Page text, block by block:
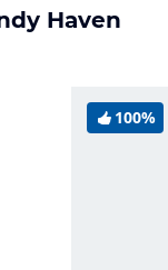
Haven
100%